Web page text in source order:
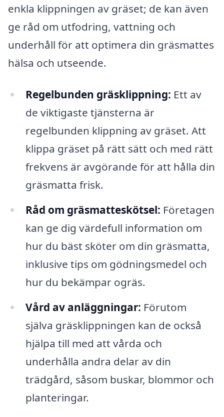
enkla klippningen av gräset; de kan även
ge råd om utfodring, vattning och
underhåll för att optimera din gräsmattes
hälsa och utseende.
Regelbunden gräsklippning: Ett av
de viktigaste tjänsterna är
regelbunden klippning av gräset. Att
klippa gräset på rätt sätt och med rätt
frekvens är avgörande för att hålla din
gräsmatta frisk.
Råd om gräsmatteskötsel: Företagen
kan ge dig värdefull information om
hur du bäst sköter om din gräsmatta,
inklusive tips om gödningsmedel och
hur du bekämpar ogräs.
Vård av anläggningar: Förutom
själva gräsklippningen kan de också
hjälpa till med att vårda och
underhålla andra delar av din
trädgård, såsom buskar, blommor och
planteringar.